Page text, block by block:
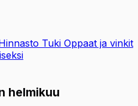
Tuki Oppaat ja vinkit
helmikuu